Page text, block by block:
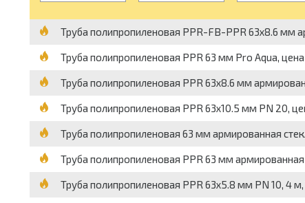
Труба полипропиленовая PPR-FB-PPR 63х8.6 мм
Труба полипропиленовая PPR 63 мм Pro Aqua,
Труба полипропиленовая PPR 63х8.6 мм
Труба полипропиленовая PPR 63х10.5 мм PN 20,
Труба полипропиленовая 63 мм армированная
Труба полипропиленовая PPR 63 мм
Труба полипропиленовая PPR 63х5.8 мм PN 10, 4 м,